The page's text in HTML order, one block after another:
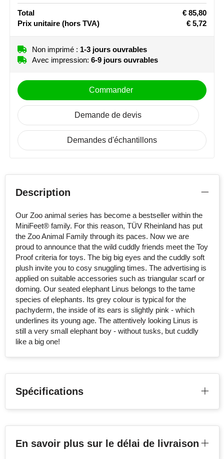
NoStress
Orrefors
Parker pennen
Peekay
Philips
Sophie Muval
Stanley
Stilolinea
STORMaxi
Swiss Peak
TACX
Victorinox
Vinga
Total
€ 85,80
Prix unitaire (hors TVA) € 5,72
Non imprimé : 1-3 jours ouvrables
Avec impression: 6-9 jours ouvrables
Commander
Demande de devis
Demandes d'échantillons
Description
Our Zoo animal series has become a bestseller within the
MiniFeet® family. For this reason, TÜV Rheinland has put
the Zoo Animal Family through its paces. Now we are
proud to announce that the wild cuddly friends meet the Toy
Proof criteria for toys. The big big eyes and the cuddly soft
plush invite you to cosy snuggling times. The advertising is
applied on suitable accessories such as triangular scarf or
doming. Our seated elephant Linus belongs to the tame
species of elephants. Its grey colour is typical for the
pachyderm, the inside of its ears is slightly pink - which
underlines its young age. The attentively looking Linus is
still a very small elephant boy - without tusks, but cuddly
like a big one!
Spécifications
En savoir plus sur le délai de livraison